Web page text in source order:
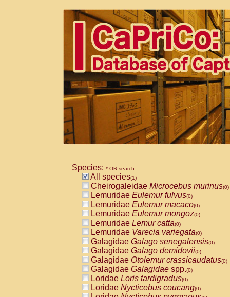
Species: * OR search
All species(1)
Cheirogaleidae Microcebus murinus(0)
Lemuridae Eulemur fulvus(0)
Lemuridae Eulemur macaco(0)
Lemuridae Eulemur mongoz(0)
Lemuridae Lemur catta(0)
Lemuridae Varecia variegata(0)
Galagidae Galago senegalensis(0)
Galagidae Galago demidovii(0)
Galagidae Otolemur crassicaudatus(0)
Galagidae Galagidae spp.(0)
Loridae Loris tardigradus(0)
Loridae Nycticebus coucang(0)